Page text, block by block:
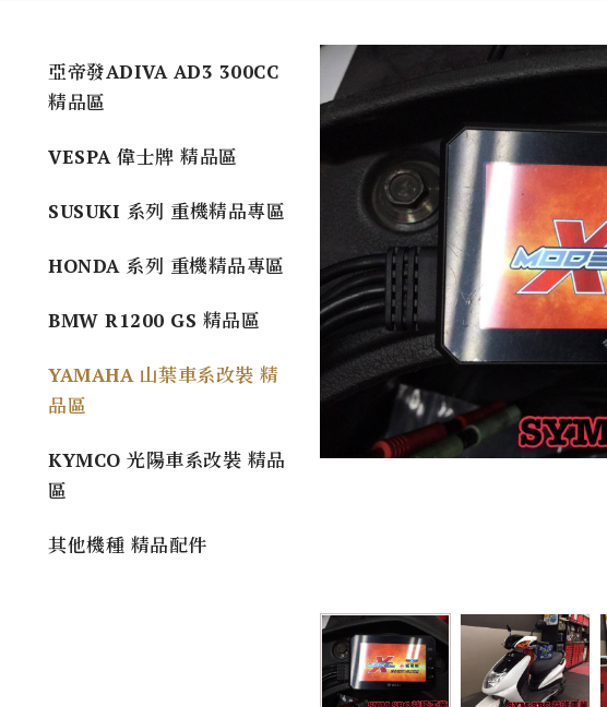
亞帝發ADIVA AD3 300CC
精品區
VESPA 偉士牌 精品區
SUSUKI 系列 重機精品專區
HONDA 系列 重機精品專區
BMW R1200 GS 精品區
YAMAHA 山葉車系改裝 精
品區
KYMCO 光陽車系改裝 精品
區
其他機種 精品配件